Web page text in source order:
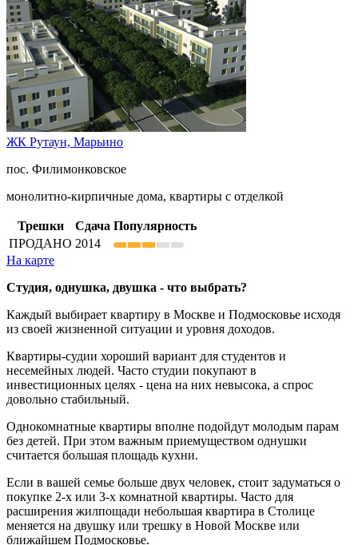
ЖК Рутаун, Марьино
пос. Филимонковское
монолитно-кирпичные дома, квартиры с отделкой
Трешки Сдача Популярность
ПРОДАНО 2014
На карте
Студия, однушка, двушка - что выбрать?
Каждый выбирает квартиру в Москве и Подмосковье исходя
из своей жизненной ситуации и уровня доходов.
Квартиры-судии хороший вариант для студентов и
несемейных людей. Часто студии покупают в
инвестиционных целях - цена на них невысока, а спрос
довольно стабильный.
Однокомнатные квартиры вполне подойдут молодым парам
без детей. При этом важным приемуществом однушки
считается большая площадь кухни.
Если в вашей семье больше двух человек, стоит задуматься о
покупке 2-х или 3-х комнатной квартиры. Часто для
расширения жилпощади небольшая квартира в Столице
меняется на двушку или трешку в Новой Москве или
ближайшем Подмосковье.